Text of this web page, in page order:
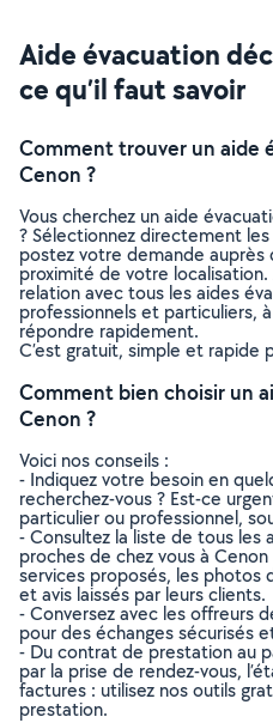
Aide évacuation
ce qu’il faut savoir
Comment trouver un aide
Cenon ?
Vous cherchez un aide
? Sélectionnez directement
postez votre demande auprès
proximité de votre
relation avec tous les aides
professionnels et particuliers,
répondre rapidement.
C’est gratuit, simple et rapide
Comment bien choisir un
Cenon ?
Voici nos conseils :
- Indiquez votre besoin en
recherchez-vous ? Est-ce
particulier ou professionnel,
- Consultez la liste de tous les
proches de chez vous à
services proposés, les photos
et avis laissés par leurs clients.
- Conversez avec les offreurs
pour des échanges sécurisés
- Du contrat de prestation au
par la prise de rendez-vous,
factures : utilisez nos outils
prestation.